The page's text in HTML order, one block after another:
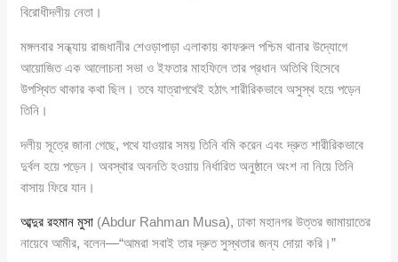
বিরোধীদলীয় নেতা।
মঙ্গলবার সন্ধ্যায় রাজধানীর শেওড়াপাড়া এলাকায় কাফরুল পশ্চিম থানার উদ্যোগে
আয়োজিত এক আলোচনা সভা ও ইফতার মাহফিলে তার প্রধান অতিথি হিসেবে
উপস্থিত থাকার কথা ছিল। তবে যাত্রাপথেই হঠাৎ শারীরিকভাবে অসুস্থ হয়ে পড়েন
তিনি।
দলীয় সূত্রে জানা গেছে, পথে যাওয়ার সময় তিনি বমি করেন এবং দ্রুত শারীরিকভাবে
দুর্বল হয়ে পড়েন। অবস্থার অবনতি হওয়ায় নির্ধারিত অনুষ্ঠানে অংশ না নিয়ে তিনি
বাসায় ফিরে যান।
আব্দুর রহমান মুসা (Abdur Rahman Musa), ঢাকা মহানগর উত্তর জামায়াতের
নায়েবে আমীর, বলেন—“আমরা সবাই তার দ্রুত সুস্থতার জন্য দোয়া করি।”